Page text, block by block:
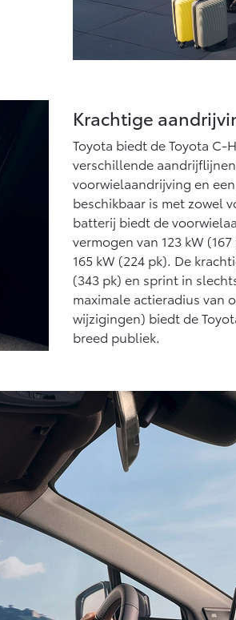
Krachtige
Toyota biedt de Toyota C-
verschillende
voorwielaandrijving en
beschikbaar is met zowel
batterij biedt de
vermogen van 123 kW
165 kW (224 pk). De
(343 pk) en sprint in
maximale actieradius van
wijzigingen) biedt de
breed publiek.